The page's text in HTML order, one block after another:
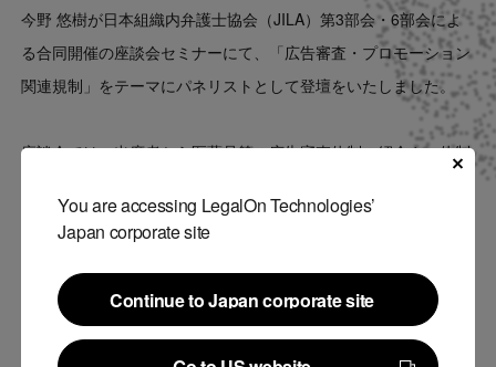
You are accessing LegalOn Technologies’
Japan corporate site
Continue to Japan corporate site
Continue to Japan corporate site
今野 悠樹が日本組織内弁護士協会（JILA）第3部会・6部会によ
る合同開催の座談会セミナーにて、「広告審査・プロモーション
関連規制」をテーマにパネリストとして登壇をいたしました。
座談会では、出席者から医薬品等の広告審査体制の紹介や、体制
増進法等の規制を踏まえたAIによる広告審査・プロモーション対
されました。
今後もLegalOn Technologiesは、リーガルテックのリーディング